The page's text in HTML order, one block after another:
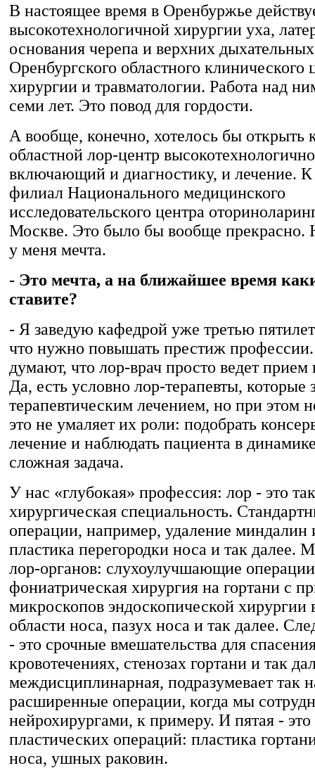
В настоящее время в Оренбуржье
высокотехнологичной хирургии уха,
основания черепа и верхних
Оренбургского областного клинического
хирургии и травматологии. Работа над
семи лет. Это повод для гордости.
А вообще, конечно, хотелось бы открыть
областной лор-центр
включающий и диагностику, и лечение.
филиал Национального медицинского
исследовательского центра
Москве. Это было бы вообще прекрасно.
у меня мечта.
- Это мечта, а на ближайшее время
ставите?
- Я заведую кафедрой уже третью
что нужно повышать престиж
думают, что лор-врач просто ведет
Да, есть условно лор-терапевты, которые
терапевтическим лечением, но при этом
это не умаляет их роли: подобрать
лечение и наблюдать пациента в
сложная задача.
У нас «глубокая» профессия: лор - это
хирургическая специальность.
операции, например, удаление миндалин
пластика перегородки носа и так далее.
лор-органов: слухоулучшающие
фониатрическая хирургия на гортани с
микроскопов эндоскопической хирургии
области носа, пазух носа и так далее.
- это срочные вмешательства для
кровотечениях, стенозах гортани и так
междисциплинарная, подразумевает так
расширенные операции, когда мы
нейрохирургами, к примеру. И пятая - это
пластических операций: пластика
носа, ушных раковин.